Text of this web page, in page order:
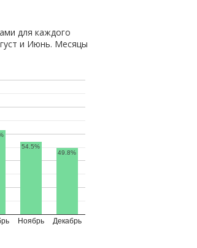
для каждого
и Июнь. Месяцы
Ноябрь Декабрь
54.5%
49.8%